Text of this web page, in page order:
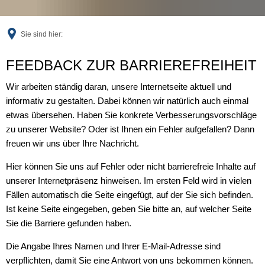
Sie sind hier:
Feedback
FEEDBACK ZUR BARRIEREFREIHEIT
Wir arbeiten ständig daran, unsere Internetseite aktuell und
informativ zu gestalten. Dabei können wir natürlich auch einmal
etwas übersehen. Haben Sie konkrete Verbesserungsvorschläge
zu unserer Website? Oder ist Ihnen ein Fehler aufgefallen? Dann
freuen wir uns über Ihre Nachricht.
Hier können Sie uns auf Fehler oder nicht barrierefreie Inhalte auf
unserer Internetpräsenz hinweisen. Im ersten Feld wird in vielen
Fällen automatisch die Seite eingefügt, auf der Sie sich befinden.
Ist keine Seite eingegeben, geben Sie bitte an, auf welcher Seite
Sie die Barriere gefunden haben.
Die Angabe Ihres Namen und Ihrer E-Mail-Adresse sind
verpflichten, damit Sie eine Antwort von uns bekommen können.